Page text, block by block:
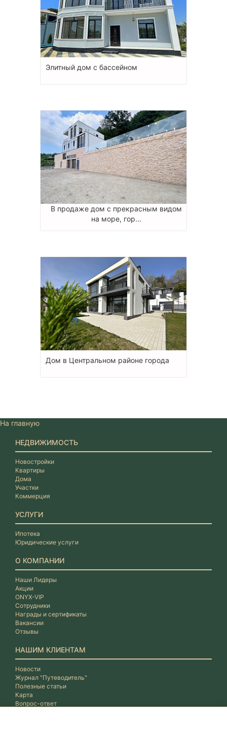
Элитный дом с бассейном
В продаже дом с прекрасным видом
на море, гор...
Дом в Центральном районе города
На главную
НЕДВИЖИМОСТЬ
Новостройки
Квартиры
Дома
Участки
Коммерция
УСЛУГИ
Ипотека
Юридические услуги
О КОМПАНИИ
Наши Лидеры
Акции
ONYX-VIP
Сотрудники
Награды и сертификаты
Вакансии
Отзывы
НАШИМ КЛИЕНТАМ
Новости
Журнал "Путеводитель"
Полезные статьи
Карта
Вопрос-ответ